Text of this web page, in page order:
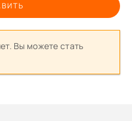
Вы можете стать